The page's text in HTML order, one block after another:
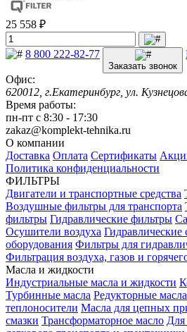
25 558 ₽
8 800 222-82-77
Заказать звонок
Офис:
620012, г.Екатеринбург, ул.
Время работы:
пн-пт с 8:30 - 17:30
zakaz@komplekt-tehnika.ru
О компании
Доставка Оплата Сертификаты
Политика конфиденциальности
ФИЛЬТРЫ
Двигатели и транспортные средства
Воздушные фильтры для транспорта
фильтры Гидравлические фильтры
Осушители воздуха
оборудования Фильтры для
Фильтрация воздуха, газов и
Масла и жидкости
Индустриальные масла и жидкости
Турбинные масла Редукторные масла
теплоносители Масла для цепных
смазки Трансформаторное масло Для